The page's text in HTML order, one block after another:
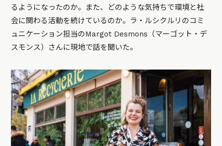
るようになったのか。また、どのような気持ちで環境と社
会に関わる活動を続けているのか。ラ・ルシクルリのコミ
ュニケーション担当のMargot Desmons（マーゴット・デ
スモンス）さんに現地で話を聞いた。